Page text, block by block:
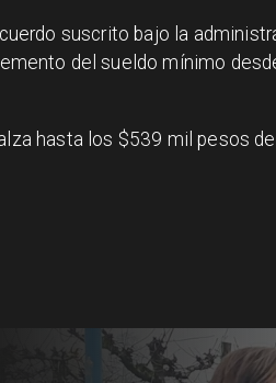
suscrito bajo la
del sueldo mínimo
hasta los $539 mil pesos